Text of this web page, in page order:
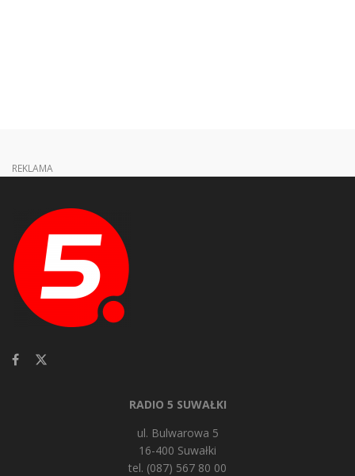
REKLAMA
RADIO 5 SUWAŁKI
ul. Bulwarowa 5
16-400 Suwałki
tel. (087) 567 80 00